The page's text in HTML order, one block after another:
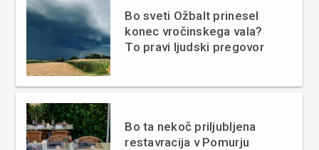
Bo sveti Ožbalt prinesel
konec vročinskega vala?
To pravi ljudski pregovor
Bo ta nekoč priljubljena
restavracija v Pomurju